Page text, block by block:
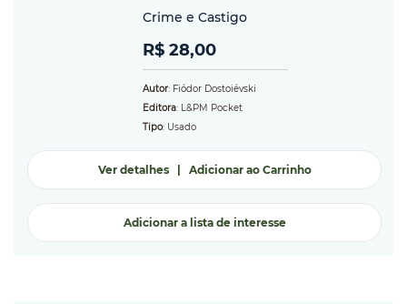
Crime e Castigo
R$ 28,00
Autor: Fiódor Dostoiévski
Editora: L&PM Pocket
Tipo: Usado
Ver detalhes| Adicionar ao Carrinho
Adicionar a lista de interesse